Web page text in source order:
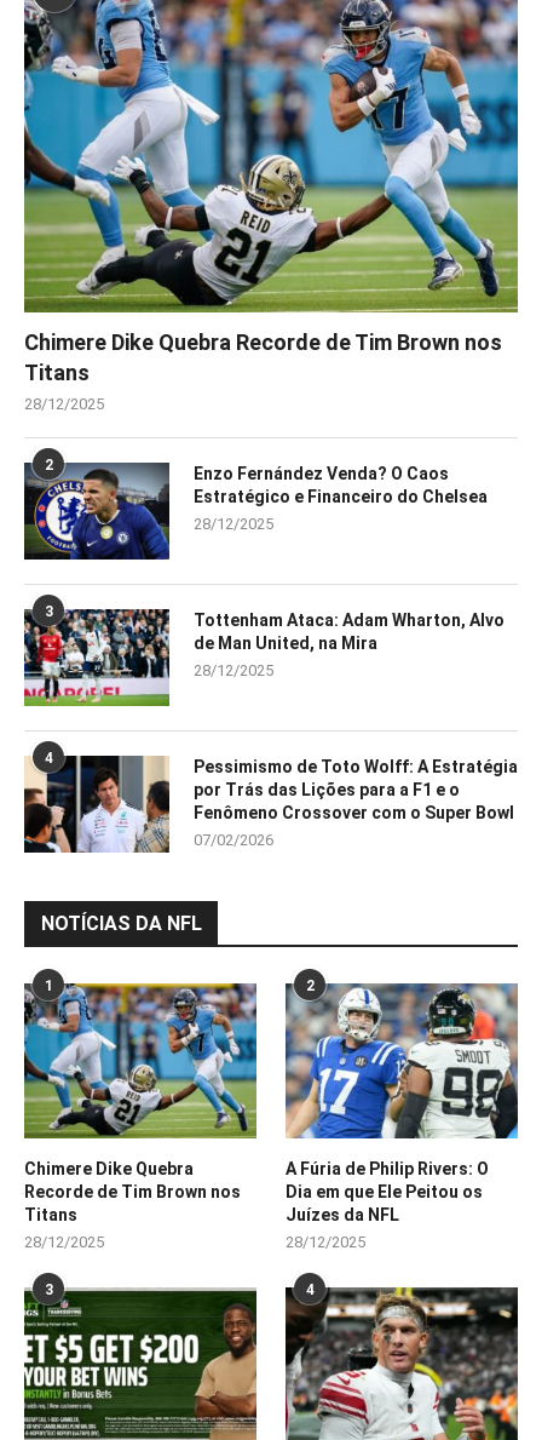
Chimere Dike Quebra Recorde de Tim Brown nos
Titans
28/12/2025
2
Enzo Fernández Venda? O Caos
Estratégico e Financeiro do Chelsea
28/12/2025
3
Tottenham Ataca: Adam Wharton, Alvo
de Man United, na Mira
28/12/2025
4
Pessimismo de Toto Wolff: A Estratégia
por Trás das Lições para a F1 e o
Fenômeno Crossover com o Super Bowl
07/02/2026
NOTÍCIAS DA NFL
1
Chimere Dike Quebra
Recorde de Tim Brown nos
Titans
28/12/2025
2
A Fúria de Philip Rivers: O
Dia em que Ele Peitou os
Juízes da NFL
28/12/2025
3 4